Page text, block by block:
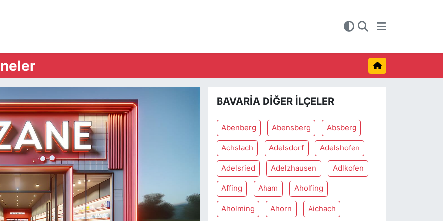
BAVARIA DIĞER İLÇELER
Abenberg Abensberg Absberg
Achslach Adelsdorf Adelshofen
Adelsried Adelzhausen Adlkofen
Affing Aham Aholfing
Aholming Ahorn Aichach